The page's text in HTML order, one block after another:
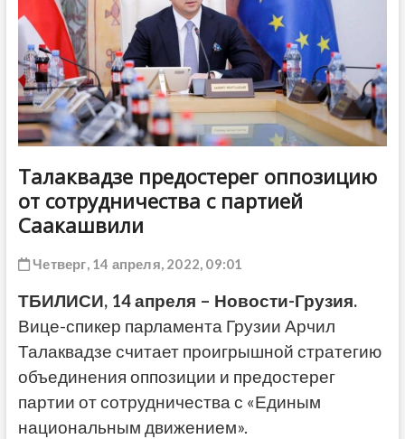
Талаквадзе предостерег оппозицию
от сотрудничества с партией
Саакашвили
Четверг, 14 апреля, 2022, 09:01
ТБИЛИСИ, 14 апреля – Новости-Грузия.
Вице-спикер парламента Грузии Арчил
Талаквадзе считает проигрышной стратегию
объединения оппозиции и предостерег
партии от сотрудничества с «Единым
национальным движением».